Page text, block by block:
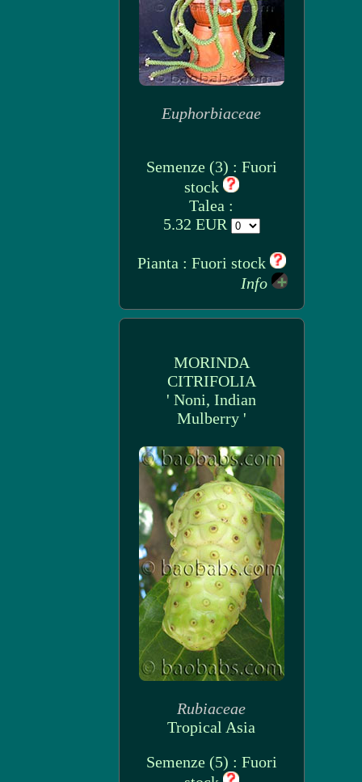
Euphorbiaceae
Semenze (3) : Fuori
stock
Talea :
5.32 EUR
Pianta : Fuori stock
Info
MORINDA
CITRIFOLIA
' Noni, Indian
Mulberry '
Rubiaceae
Tropical Asia
Semenze (5) : Fuori